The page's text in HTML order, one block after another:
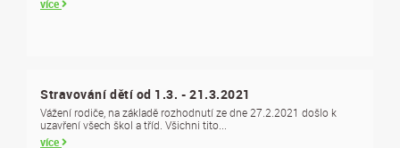
více
Stravování dětí od 1.3. - 21.3.2021
Vážení rodiče, na základě rozhodnutí ze dne 27.2.2021 došlo k
uzavření všech škol a tříd. Všichni tito...
více